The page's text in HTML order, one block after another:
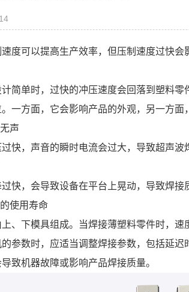
度可以提高生产效率，但压制速度过快会
简单时，过快的冲压速度会回落到塑料
一方面，它会影响产品的外观，另一方面
声
快，声音的瞬时电流会过大，导致超声波
快，会导致设备在平台上晃动，导致焊接
使用寿命
、下模具组成。当焊接薄塑料零件时，速
参数时，应适当调整焊接参数，包括延
致机器故障或影响产品焊接质量。